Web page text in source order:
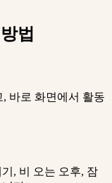
법
바로 화면에서 활동
, 비 오는 오후, 잠